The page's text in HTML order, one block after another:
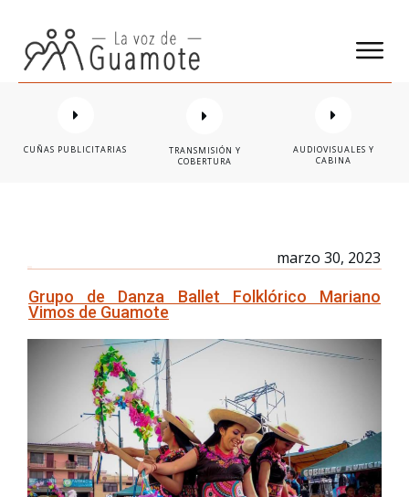
CUÑAS PUBLICITARIAS
TRANSMISIÓN Y
COBERTURA
AUDIOVISUALES Y
CABINA
marzo 30, 2023
Grupo de Danza Ballet Folklórico Mariano
Vimos de Guamote